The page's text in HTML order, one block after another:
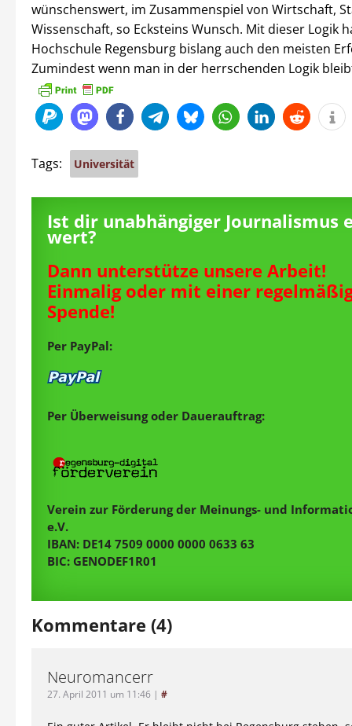
wünschenswert, im Zusammenspiel von Wirtschaft,
Wissenschaft, so Ecksteins Wunsch. Mit dieser Logik
Hochschule Regensburg bislang auch den meisten
Zumindest wenn man in der herrschenden Logik
Tags: Universität
Ist dir unabhängiger Journalismus
wert?
Dann unterstütze unsere Arbeit!
Einmalig oder mit einer
Spende!
Per PayPal:
Per Überweisung oder Dauerauftrag:
Verein zur Förderung der Meinungs- und
e.V.
IBAN: DE14 7509 0000 0000 0633 63
BIC: GENODEF1R01
Kommentare (4)
Neuromancerr
27. April 2011 um 11:46 | #